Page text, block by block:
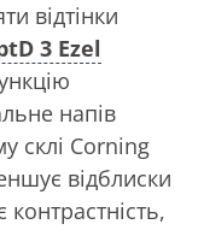
відтінки
3 Ezel
напів
склі Corning
відблиски